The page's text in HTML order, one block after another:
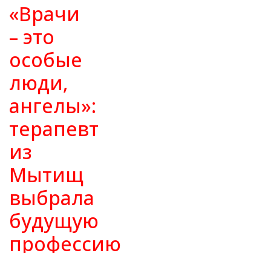
«Врачи
– это
особые
люди,
ангелы»:
терапевт
из
Мытищ
выбрала
будущую
профессию